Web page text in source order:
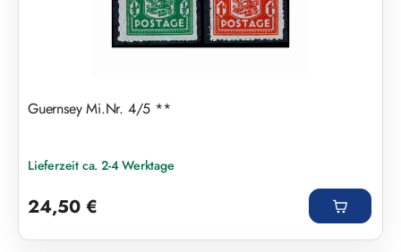
Guernsey Mi.Nr. 4/5 **
Lieferzeit ca. 2-4 Werktage
24,50 €